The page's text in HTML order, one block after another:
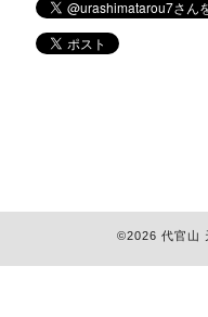
©2026 代官山